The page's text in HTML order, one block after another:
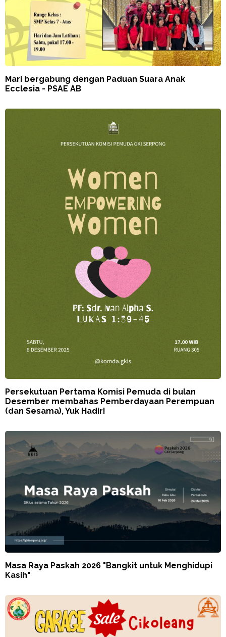
Mari bergabung dengan Paduan Suara Anak
Ecclesia - PSAE AB
Persekutuan Pertama Komisi Pemuda di bulan
Desember membahas Pemberdayaan Perempuan
(dan Sesama), Yuk Hadir!
Masa Raya Paskah 2026 "Bangkit untuk Menghidupi
Kasih"